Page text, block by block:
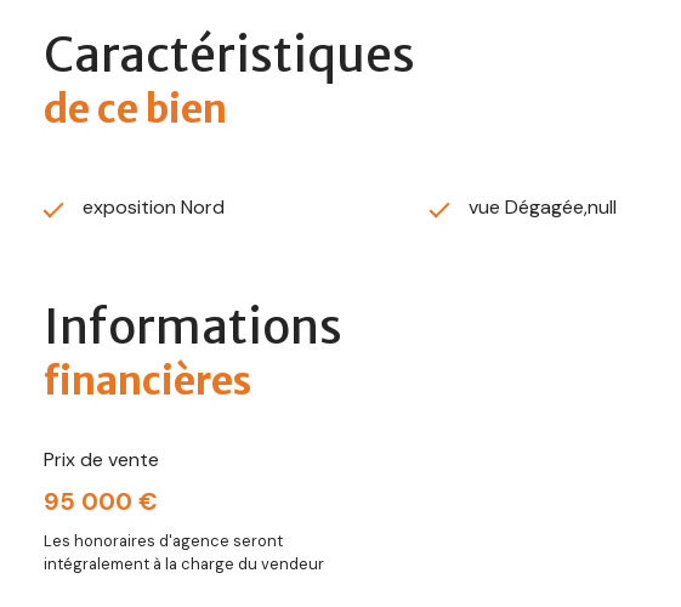
Caractéristiques
de ce bien
exposition Nord vue Dégagée,null
Informations
financières
Prix de vente
95 000 €
Les honoraires d'agence seront
intégralement à la charge du vendeur